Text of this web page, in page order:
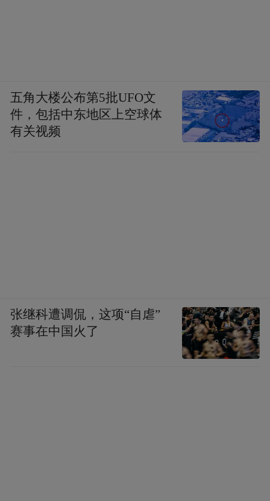
五角大楼公布第5批UFO文
件，包括中东地区上空球体
有关视频
张继科遭调侃，这项“自虐”
赛事在中国火了